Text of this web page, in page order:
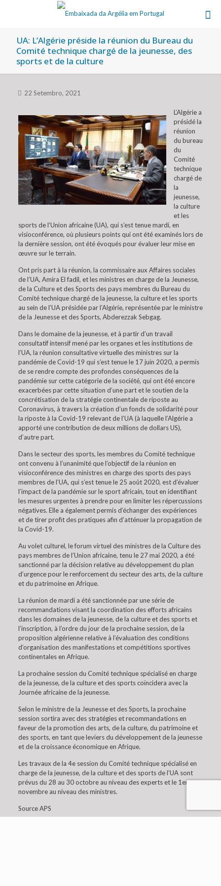
UA: L’Algérie préside la réunion du Bureau du
Comité technique chargé de la jeunesse, des
sports et de la culture
22 Setembro, 2021
L’Algérie a
présidé la
réunion
du bureau
du
Comité
technique
chargé de
la
jeunesse,
la culture
et les
sports de l’Union africaine (UA), qui s’est tenue mardi, en
visioconférence, où plusieurs points qui ont été examinés lors de
la dernière session, ont été évoqués pour évaluer leur mise en
œuvre sur le terrain.
Ont pris part à la réunion, la commissaire aux Affaires sociales
de l’UA, Amira El fadil, et les ministres en charge de la Jeunesse,
de la Culture et des Sports des pays membres du Bureau du
Comité technique chargé de la jeunesse, la culture et les sports
au sein de l’UA présidée par l’Algérie, représentée par le ministre
de la Jeunesse et des Sports, Abderezzak Sebgag.
Dans le domaine de la jeunesse, et à partir d’un travail
consultatif intensif mené par les organes et les institutions de
l’UA, la réunion consultative virtuelle des ministres sur la
pandémie de Covid-19 qui s’est tenue le 17 juin 2020, a permis
de se rendre compte des profondes conséquences de la
pandémie sur cette catégorie de la société, qui ont été encore
exacerbées par cette situation d’une part et le soutien de la
concrétisation de la stratégie continentale de riposte au
Coronavirus, à travers la création d’un fonds de solidarité pour
la riposte à la Covid-19 relevant de l’UA (à laquelle l’Algérie a
apporté une contribution de deux millions de dollars US),
d’autre part.
Dans le secteur des sports, les membres du Comité technique
ont convenu à l’unanimité que l’objectif de la réunion en
visioconférence des ministres en charge des sports des pays
membres de l’UA, qui s’est tenue le 25 août 2020, est d’évaluer
l’impact de la pandémie sur le sport africain, tout en identifiant
les mesures urgentes à prendre pour en limiter les répercussions
négatives. Elle a également permis d’échanger des expériences
et de tirer profit des pratiques afin d’atténuer la propagation de
la Covid-19.
Au volet culturel, le forum virtuel des ministres de la Culture des
pays membres de l’Union africaine, tenu le 27 mai 2020, a été
sanctionné par la décision relative au développement du plan
d’urgence pour le renforcement du secteur des arts, de la culture
et du patrimoine en Afrique.
La réunion de mardi a été sanctionnée par une série de
recommandations visant la coordination des efforts africains
dans les domaines de la jeunesse, de la culture et des sports et
l’inscription, à l’ordre du jour de la prochaine session, de la
proposition algérienne relative à l’évaluation des conditions
d’organisation des manifestations et compétitions sportives
continentales en Afrique.
La prochaine session du Comité technique spécialisé en charge
de la jeunesse, de la culture et des sports coïncidera avec la
Journée africaine de la jeunesse.
Selon le ministre de la Jeunesse et des Sports, la prochaine
session sortira avec des stratégies et recommandations en
faveur de la promotion des arts, de la culture, du patrimoine et
des sports, en tant que leviers du développement de la jeunesse
et de la croissance économique en Afrique.
Les travaux de la 4e session du Comité technique spécialisé en
charge de la jeunesse, de la culture et des sports de l’UA sont
prévus du 28 au 30 octobre au niveau des experts et le 1er
novembre au niveau des ministres.
Source APS